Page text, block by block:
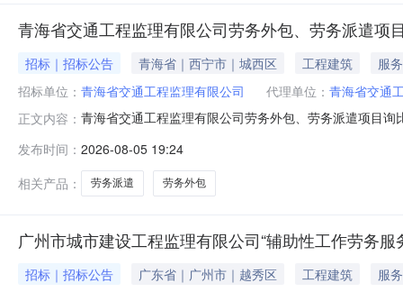
青海省交通工程监理有限公司劳务外包、劳务派遣项
招标｜招标公告 青海省｜西宁市｜城西区 工程建筑
服务
招标单位： 青海省交通工程监理有限公司 代理单位： 青海省交通
正文内容： 青海省交通工程监理有限公司劳务外包、劳务派遣项目
公司。1.4采购项目资金落实情况：已落实。1.5采购项
务外包的方式解决用工问题劳务
发布时间： 2026-08-05 19:24
相关产品：
劳务派遣 劳务外包
广州市城市建设工程监理有限公司“辅助性工作劳务
招标｜招标公告 广东省｜广州市｜越秀区 工程建筑
服务